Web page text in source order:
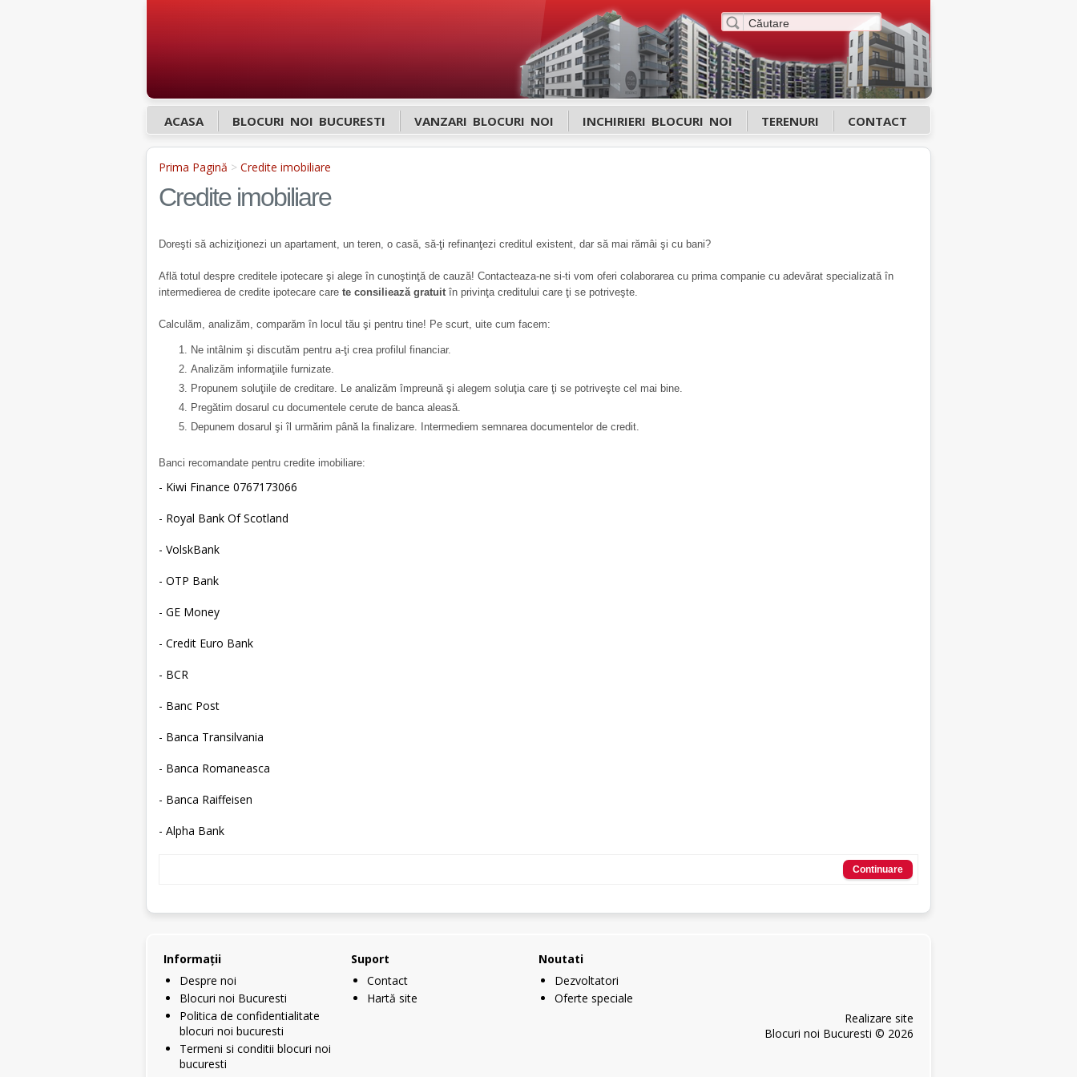
ACASA BLOCURI NOI BUCURESTI VANZARI BLOCURI NOI INCHIRIERI BLOCURI NOI TERENURI CONTACT
Prima Pagină > Credite imobiliare
Credite imobiliare
Doreşti să achiziţionezi un apartament, un teren, o casă, să-ţi refinanţezi creditul existent, dar să mai rămâi şi cu bani?
Află totul despre creditele ipotecare şi alege în cunoştinţă de cauză! Contacteaza-ne si-ti vom oferi colaborarea cu prima companie cu adevărat specializată în
intermedierea de credite ipotecare care te consiliează gratuitîn privinţa creditului care ţi se potriveşte.
Calculăm, analizăm, comparăm în locul tău şi pentru tine! Pe scurt, uite cum facem:
Ne intâlnim şi discutăm pentru a-ţi crea profilul financiar.
Analizăm informaţiile furnizate.
Propunem soluţiile de creditare. Le analizăm împreună şi alegem soluţia care ţi se potriveşte cel mai bine.
Pregătim dosarul cu documentele cerute de banca aleasă.
Depunem dosarul şi îl urmărim până la finalizare. Intermediem semnarea documentelor de credit.
Banci recomandate pentru credite imobiliare:
- Kiwi Finance 0767173066
- Royal Bank Of Scotland
- VolskBank
- OTP Bank
- GE Money
- Credit Euro Bank
- BCR
- Banc Post
- Banca Transilvania
- Banca Romaneasca
- Banca Raiffeisen
- Alpha Bank
Continuare
Informaţii
Despre noi
Blocuri noi Bucuresti
Politica de confidentialitate
blocuri noi bucuresti
Termeni si conditii blocuri noi
bucuresti
Suport
Contact
Hartă site
Noutati
Dezvoltatori
Oferte speciale
Realizare site
Blocuri noi Bucuresti © 2026